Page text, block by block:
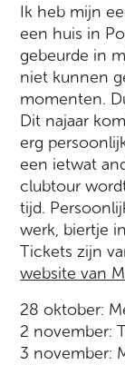
Ik heb mijn
een huis in
gebeurde in
niet kunnen
momenten.
Dit najaar
erg
een ietwat
clubtour
tijd.
werk, biertje
Tickets zijn
website van
28 oktober:
2 november:
3 november: